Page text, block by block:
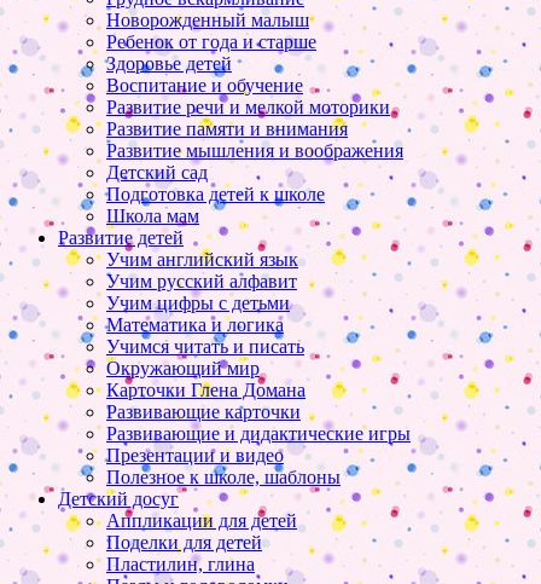
Новорожденный малыш
Ребенок от года и старше
Здоровье детей
Воспитание и обучение
Развитие речи и мелкой моторики
Развитие памяти и внимания
Развитие мышления и воображения
Детский сад
Подготовка детей к школе
Школа мам
Развитие детей
Учим английский язык
Учим русский алфавит
Учим цифры с детьми
Математика и логика
Учимся читать и писать
Окружающий мир
Карточки Глена Домана
Развивающие карточки
Развивающие и дидактические игры
Презентации и видео
Полезное к школе, шаблоны
Детский досуг
Аппликации для детей
Поделки для детей
Пластилин, глина